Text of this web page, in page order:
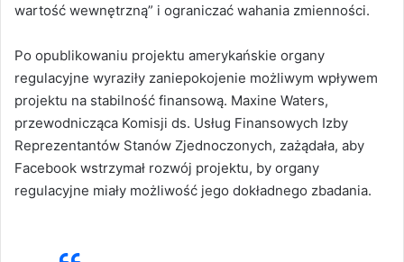
wartość wewnętrzną” i ograniczać wahania zmienności.
Po opublikowaniu projektu amerykańskie organy
regulacyjne wyraziły zaniepokojenie możliwym wpływem
projektu na stabilność finansową. Maxine Waters,
przewodnicząca Komisji ds. Usług Finansowych Izby
Reprezentantów Stanów Zjednoczonych, zażądała, aby
Facebook wstrzymał rozwój projektu, by organy
regulacyjne miały możliwość jego dokładnego zbadania.